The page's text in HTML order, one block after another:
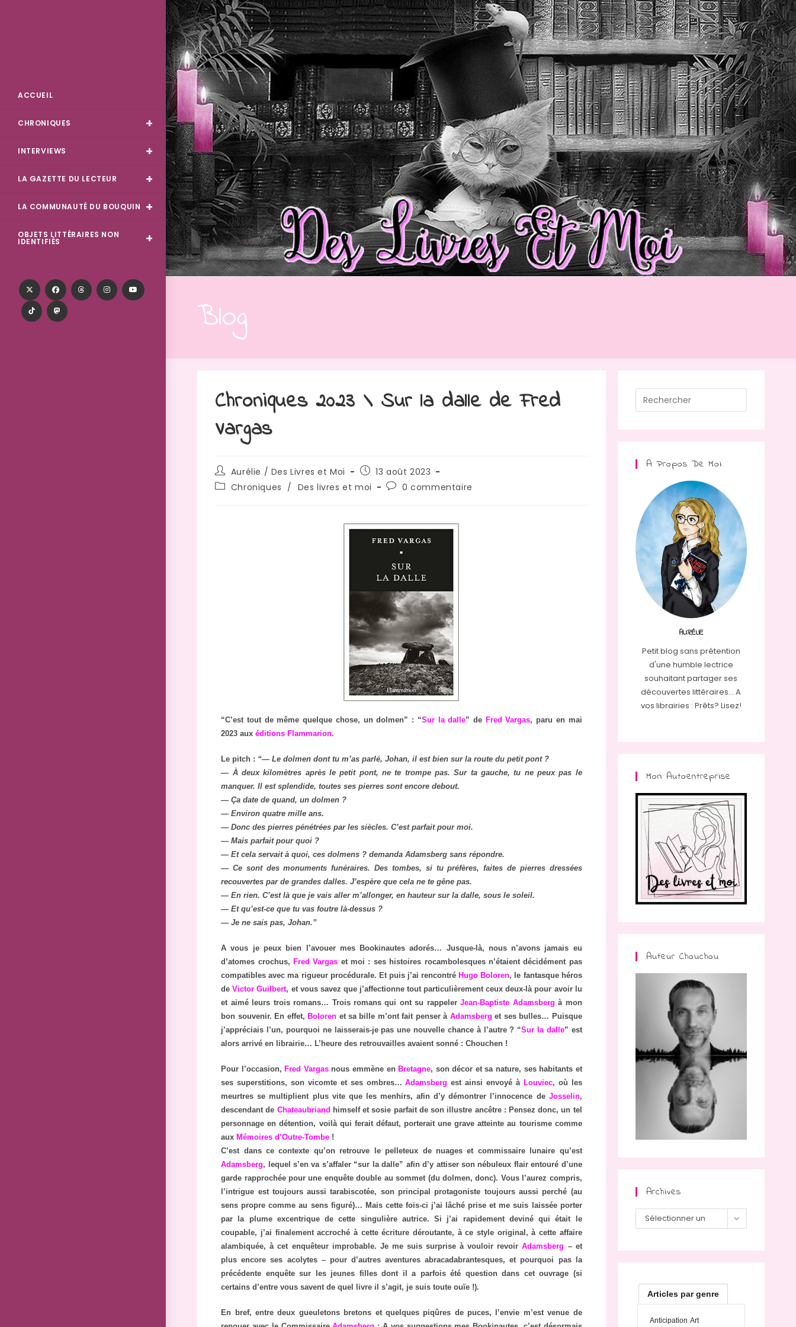
ACCUEIL
CHRONIQUES
INTERVIEWS
LA GAZETTE DU LECTEUR
LA COMMUNAUTÉ DU BOUQUIN
OBJETS LITTÉRAIRES NON
IDENTIFIÉS
Blog
Chroniques 2023 \ Sur la dalle de Fred
Vargas
Aurélie / Des Livres et Moi
13 août 2023
Chroniques / Des livres et moi 0 commentaire
“C’est tout de même quelque chose, un dolmen” : “Sur la dalle” de Fred Vargas, paru en mai
2023 auxéditions Flammarion.
Le pitch : “— Le dolmen dont tu m’as parlé, Johan, il est bien sur la route du petit pont ?
— À deux kilomètres après le petit pont, ne te trompe pas. Sur ta gauche, tu ne peux pas le
manquer. Il est splendide, toutes ses pierres sont encore debout.
— Ça date de quand, un dolmen ?
— Environ quatre mille ans.
— Donc des pierres pénétrées par les siècles. C’est parfait pour moi.
— Mais parfait pour quoi ?
— Et cela servait à quoi, ces dolmens ? demanda Adamsberg sans répondre.
— Ce sont des monuments funéraires. Des tombes, si tu préfères, faites de pierres dressées
recouvertes par de grandes dalles. J’espère que cela ne te gêne pas.
— En rien. C’est là que je vais aller m’allonger, en hauteur sur la dalle, sous le soleil.
— Et qu’est-ce que tu vas foutre là-dessus ?
— Je ne sais pas, Johan.”
A vous je peux bien l’avouer mes Bookinautes adorés… Jusque-là, nous n’avons jamais eu
d’atomes crochus, Fred Vargas et moi : ses histoires rocambolesques n’étaient décidément pas
compatibles avec ma rigueur procédurale. Et puis j’ai rencontré Hugo Boloren, le fantasque héros
deVictor Guilbert, et vous savez que j’affectionne tout particulièrement ceux deux-là pour avoir lu
et aimé leurs trois romans… Trois romans qui ont su rappelerJean-Baptiste Adamsberg à mon
bon souvenir. En effet, Boloren et sa bille m’ont fait penser à Adamsberg et ses bulles… Puisque
j’appréciais l’un, pourquoi ne laisserais-je pas une nouvelle chance à l’autre ? “Sur la dalle” est
alors arrivé en librairie… L’heure des retrouvailles avaient sonné : Chouchen !
Pour l’occasion, Fred Vargasnous emmène en Bretagne, son décor et sa nature, ses habitants et
ses superstitions, son vicomte et ses ombres…Adamsberg est ainsi envoyé à Louviec, où les
meurtres se multiplient plus vite que les menhirs, afin d’y démontrer l’innocence de Josselin,
descendant de Chateaubriand himself et sosie parfait de son illustre ancêtre : Pensez donc, un tel
personnage en détention, voilà qui ferait défaut, porterait une grave atteinte au tourisme comme
aux Mémoires d’Outre-Tombe !
C’est dans ce contexte qu’on retrouve le pelleteux de nuages et commissaire lunaire qu’est
Adamsberg, lequel s’en va s’affaler “sur la dalle” afin d’y attiser son nébuleux flair entouré d’une
garde rapprochée pour une enquête double au sommet (du dolmen, donc). Vous l’aurez compris,
l’intrigue est toujours aussi tarabiscotée, son principal protagoniste toujours aussi perché (au
sens propre comme au sens figuré)… Mais cette fois-ci j’ai lâché prise et me suis laissée porter
par la plume excentrique de cette singulière autrice. Si j’ai rapidement deviné qui était le
coupable, j’ai finalement accroché à cette écriture déroutante, à ce style original, à cette affaire
alambiquée, à cet enquêteur improbable. Je me suis surprise à vouloir revoirAdamsberg – et
plus encore ses acolytes – pour d’autres aventures abracadabrantesques, et pourquoi pas la
précédente enquête sur les jeunes filles dont il a parfois été question dans cet ouvrage (si
certains d’entre vous savent de quel livre il s’agit, je suis toute ouïe !).
En bref, entre deux gueuletons bretons et quelques piqûres de puces, l’envie m’est venue de
A Propos De Moi
AURÉLIE
Petit blog sans prétention
d'une humble lectrice
souhaitant partager ses
découvertes littéraires... A
vos librairies : Prêts? Lisez!
Mon Autoentreprise
Auteur Chouchou
Archives
Sélectionner un
Articles par genre
Anticipation Art